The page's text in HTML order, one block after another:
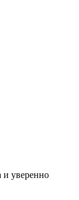
и уверенно